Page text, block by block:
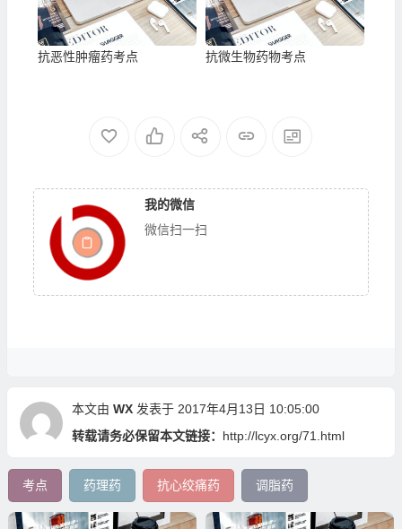
抗恶性肿瘤药考点 抗微生物药物考点
我的微信
微信扫一扫
本文由 WX发表于 2017年4月13日 10:05:00
转载请务必保留本文链接： http://lcyx.org/71.html
考点 药理药 抗心绞痛药 调脂药